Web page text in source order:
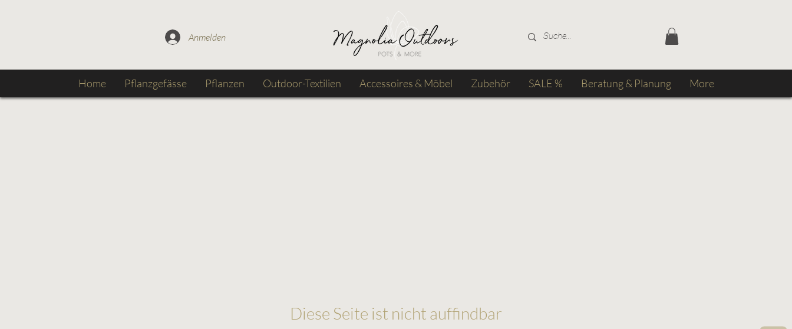
Anmelden
Home Pflanzgefässe Pflanzen Outdoor-Textilien Accessoires & Möbel Zubehör SALE % Beratung & Planung More
Diese Seite ist nicht auffindbar